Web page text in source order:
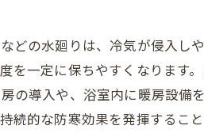
どの水廻りは、冷気が侵入し
を一定に保ちやすくなります
の導入や、浴室内に暖房設備
続的な防寒効果を発揮するこ